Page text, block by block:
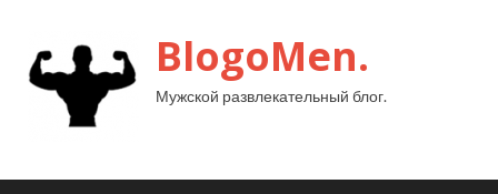
BlogoMen.
Мужской развлекательный блог.